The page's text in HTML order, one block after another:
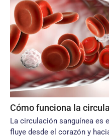
Cómo funciona la
La circulación sanguínea es
fluye desde el corazón y